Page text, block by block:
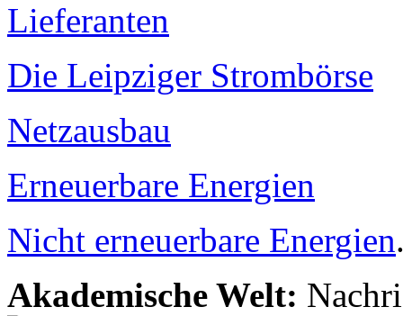
Lieferanten
Die Leipziger Strombörse
Netzausbau
Erneuerbare Energien
Nicht erneuerbare Energien
Akademische Welt: